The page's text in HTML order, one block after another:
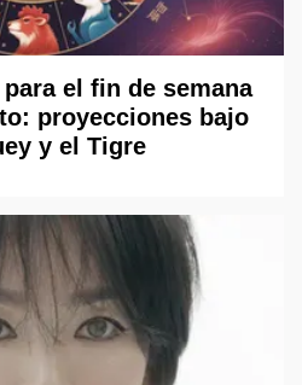
el fin de semana
proyecciones bajo
y el Tigre